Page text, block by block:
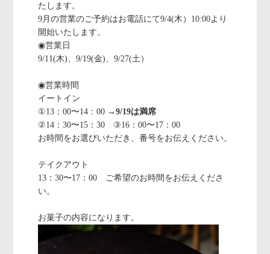
たします。
9月の営業のご予約はお電話にて9/4(木）10:00より
開始いたします。
◉営業日
9/11(木)、9/19(金)、9/27(土）
◉営業時間
イートイン
①13：00〜14：00 → 9/19は満席
②14：30〜15：30 ③16：00〜17：00
お時間をお選びいただき、番号をお伝えください。
テイクアウト
13：30〜17：00 ご希望のお時間をお伝えくださ
い。
お菓子の内容になります。